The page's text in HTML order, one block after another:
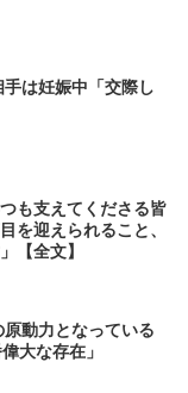
は妊娠中「交際し
も支えてくださる皆
を迎えられること、
【全文】
動力となっている
大な存在」